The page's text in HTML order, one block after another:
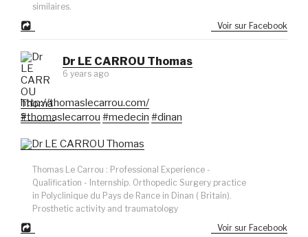
similaires.
Voir sur Facebook
Dr LE CARROU Thomas
6 years ago
http://thomaslecarrou.com/
#thomaslecarrou #medecin #dinan
Thomas Le Carrou : Professional Experience -
Qualification - Internship. Orthopedic Surgery practice
in Polyclinique du Pays de Rance in Dinan ( Britain).
Prosthetic activity and traumatology
Voir sur Facebook